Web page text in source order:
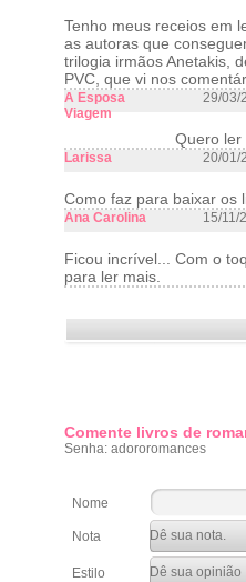
Tenho meus receios em
as autoras que
trilogia irmãos Anetakis,
PVC, que vi nos
A Esposa
Viagem
29/03/
Quero ler
Larissa 20/01/
Como faz para baixar os
Ana Carolina 15/11/
Ficou incrível... Com o
para ler mais.
Comente livros de
Senha: adororomances
Nome
Nota
Estilo